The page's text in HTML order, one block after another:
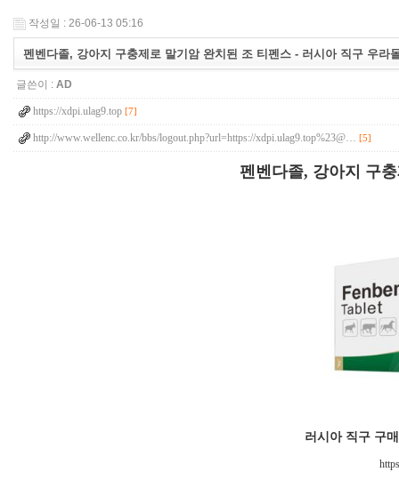
작성일 : 26-06-13 05:16
펜벤다졸, 강아지 구충제로 말기암 완치된 조 티펜스 - 러시아 직구 우라
글쓴이 : AD
https://xdpi.ulag9.top [7]
http://www.wellenc.co.kr/bbs/logout.php?url=https://xdpi.ulag9.top%23@… [5]
펜벤다졸, 강아지 구
러시아 직구 구